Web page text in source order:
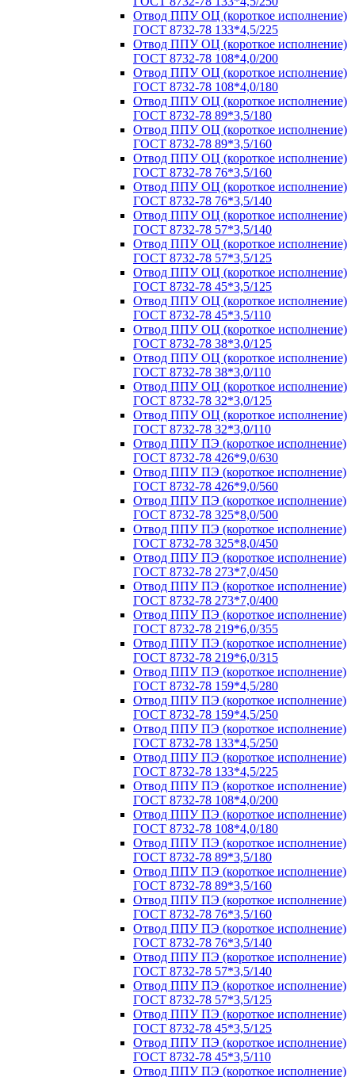
Отвод ППУ ОЦ (короткое исполнение)
ГОСТ 8732-78 133*4,5/225
Отвод ППУ ОЦ (короткое исполнение)
ГОСТ 8732-78 108*4,0/200
Отвод ППУ ОЦ (короткое исполнение)
ГОСТ 8732-78 108*4,0/180
Отвод ППУ ОЦ (короткое исполнение)
ГОСТ 8732-78 89*3,5/180
Отвод ППУ ОЦ (короткое исполнение)
ГОСТ 8732-78 89*3,5/160
Отвод ППУ ОЦ (короткое исполнение)
ГОСТ 8732-78 76*3,5/160
Отвод ППУ ОЦ (короткое исполнение)
ГОСТ 8732-78 76*3,5/140
Отвод ППУ ОЦ (короткое исполнение)
ГОСТ 8732-78 57*3,5/140
Отвод ППУ ОЦ (короткое исполнение)
ГОСТ 8732-78 57*3,5/125
Отвод ППУ ОЦ (короткое исполнение)
ГОСТ 8732-78 45*3,5/125
Отвод ППУ ОЦ (короткое исполнение)
ГОСТ 8732-78 45*3,5/110
Отвод ППУ ОЦ (короткое исполнение)
ГОСТ 8732-78 38*3,0/125
Отвод ППУ ОЦ (короткое исполнение)
ГОСТ 8732-78 38*3,0/110
Отвод ППУ ОЦ (короткое исполнение)
ГОСТ 8732-78 32*3,0/125
Отвод ППУ ОЦ (короткое исполнение)
ГОСТ 8732-78 32*3,0/110
Отвод ППУ ПЭ (короткое исполнение)
ГОСТ 8732-78 426*9,0/630
Отвод ППУ ПЭ (короткое исполнение)
ГОСТ 8732-78 426*9,0/560
Отвод ППУ ПЭ (короткое исполнение)
ГОСТ 8732-78 325*8,0/500
Отвод ППУ ПЭ (короткое исполнение)
ГОСТ 8732-78 325*8,0/450
Отвод ППУ ПЭ (короткое исполнение)
ГОСТ 8732-78 273*7,0/450
Отвод ППУ ПЭ (короткое исполнение)
ГОСТ 8732-78 273*7,0/400
Отвод ППУ ПЭ (короткое исполнение)
ГОСТ 8732-78 219*6,0/355
Отвод ППУ ПЭ (короткое исполнение)
ГОСТ 8732-78 219*6,0/315
Отвод ППУ ПЭ (короткое исполнение)
ГОСТ 8732-78 159*4,5/280
Отвод ППУ ПЭ (короткое исполнение)
ГОСТ 8732-78 159*4,5/250
Отвод ППУ ПЭ (короткое исполнение)
ГОСТ 8732-78 133*4,5/250
Отвод ППУ ПЭ (короткое исполнение)
ГОСТ 8732-78 133*4,5/225
Отвод ППУ ПЭ (короткое исполнение)
ГОСТ 8732-78 108*4,0/200
Отвод ППУ ПЭ (короткое исполнение)
ГОСТ 8732-78 108*4,0/180
Отвод ППУ ПЭ (короткое исполнение)
ГОСТ 8732-78 89*3,5/180
Отвод ППУ ПЭ (короткое исполнение)
ГОСТ 8732-78 89*3,5/160
Отвод ППУ ПЭ (короткое исполнение)
ГОСТ 8732-78 76*3,5/160
Отвод ППУ ПЭ (короткое исполнение)
ГОСТ 8732-78 76*3,5/140
Отвод ППУ ПЭ (короткое исполнение)
ГОСТ 8732-78 57*3,5/140
Отвод ППУ ПЭ (короткое исполнение)
ГОСТ 8732-78 57*3,5/125
Отвод ППУ ПЭ (короткое исполнение)
ГОСТ 8732-78 45*3,5/125
Отвод ППУ ПЭ (короткое исполнение)
ГОСТ 8732-78 45*3,5/110
Отвод ППУ ПЭ (короткое исполнение)